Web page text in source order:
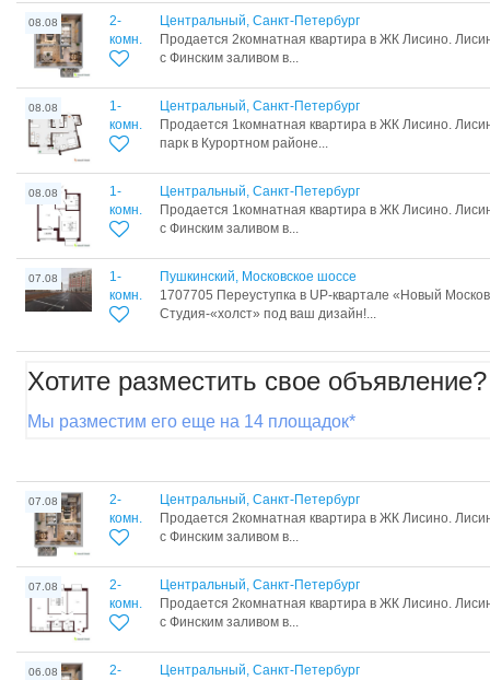
08.08
2-
комн.
Центральный, Санкт-Петербург
Продается 2комнатная квартира в ЖК Лисино.
с Финским заливом в...
08.08
1-
комн.
Центральный, Санкт-Петербург
Продается 1комнатная квартира в ЖК Лисино.
парк в Курортном районе...
08.08
1-
комн.
Центральный, Санкт-Петербург
Продается 1комнатная квартира в ЖК Лисино.
с Финским заливом в...
07.08
1-
комн.
Пушкинский, Московское шоссе
1707705 Переуступка в UP-квартале «Новый
Студия-«холст» под ваш дизайн!...
Хотите разместить свое объявление?
Мы разместим его еще на 14 площадок*
07.08
2-
комн.
Центральный, Санкт-Петербург
Продается 2комнатная квартира в ЖК Лисино.
с Финским заливом в...
07.08
2-
комн.
Центральный, Санкт-Петербург
Продается 2комнатная квартира в ЖК Лисино.
с Финским заливом в...
06.08
2-
Центральный, Санкт-Петербург